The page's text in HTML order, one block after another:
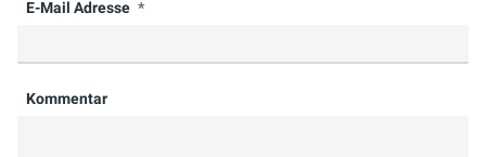
E-Mail Adresse
Kommentar